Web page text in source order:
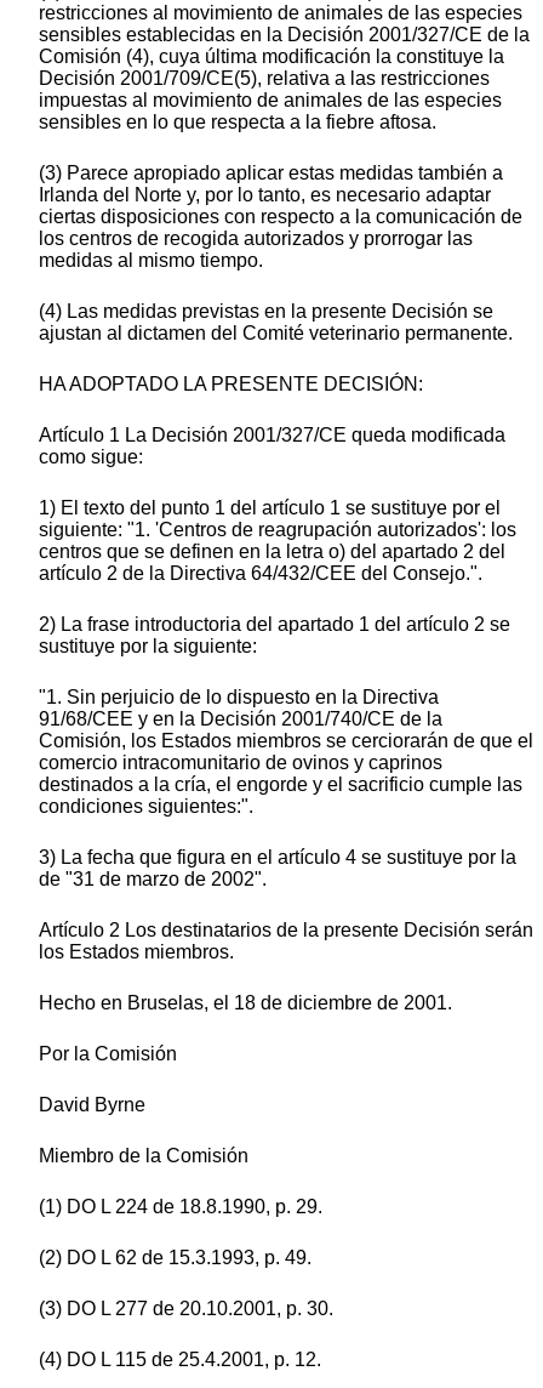
restricciones al movimiento de animales de las especies
sensibles establecidas en la Decisión 2001/327/CE de la
Comisión (4), cuya última modificación la constituye la
Decisión 2001/709/CE(5), relativa a las restricciones
impuestas al movimiento de animales de las especies
sensibles en lo que respecta a la fiebre aftosa.
(3) Parece apropiado aplicar estas medidas también a
Irlanda del Norte y, por lo tanto, es necesario adaptar
ciertas disposiciones con respecto a la comunicación de
los centros de recogida autorizados y prorrogar las
medidas al mismo tiempo.
(4) Las medidas previstas en la presente Decisión se
ajustan al dictamen del Comité veterinario permanente.
HA ADOPTADO LA PRESENTE DECISIÓN:
Artículo 1 La Decisión 2001/327/CE queda modificada
como sigue:
1) El texto del punto 1 del artículo 1 se sustituye por el
siguiente: "1. 'Centros de reagrupación autorizados': los
centros que se definen en la letra o) del apartado 2 del
artículo 2 de la Directiva 64/432/CEE del Consejo.".
2) La frase introductoria del apartado 1 del artículo 2 se
sustituye por la siguiente:
"1. Sin perjuicio de lo dispuesto en la Directiva
91/68/CEE y en la Decisión 2001/740/CE de la
Comisión, los Estados miembros se cerciorarán de que el
comercio intracomunitario de ovinos y caprinos
destinados a la cría, el engorde y el sacrificio cumple las
condiciones siguientes:".
3) La fecha que figura en el artículo 4 se sustituye por la
de "31 de marzo de 2002".
Artículo 2 Los destinatarios de la presente Decisión serán
los Estados miembros.
Hecho en Bruselas, el 18 de diciembre de 2001.
Por la Comisión
David Byrne
Miembro de la Comisión
(1) DO L 224 de 18.8.1990, p. 29.
(2) DO L 62 de 15.3.1993, p. 49.
(3) DO L 277 de 20.10.2001, p. 30.
(4) DO L 115 de 25.4.2001, p. 12.